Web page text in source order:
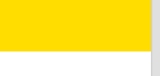
обл, Белокалитвинский р-н,